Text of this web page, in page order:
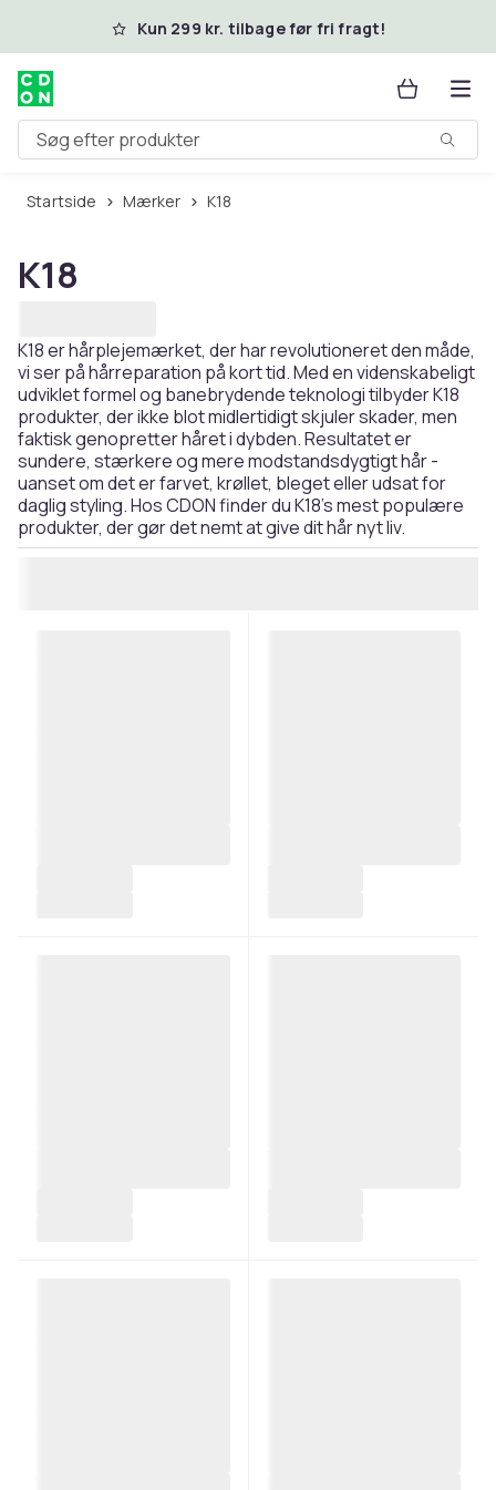
Spring til hovedindhold
Kun 299 kr. tilbage før fri fragt!
Søg efter produkter
Startside Mærker K18
K18
K18 er hårplejemærket, der har revolutioneret den måde,
vi ser på hårreparation på kort tid. Med en videnskabeligt
udviklet formel og banebrydende teknologi tilbyder K18
produkter, der ikke blot midlertidigt skjuler skader, men
faktisk genopretter håret i dybden. Resultatet er
sundere, stærkere og mere modstandsdygtigt hår -
uanset om det er farvet, krøllet, bleget eller udsat for
daglig styling. Hos CDON finder du K18's mest populære
produkter, der gør det nemt at give dit hår nyt liv.